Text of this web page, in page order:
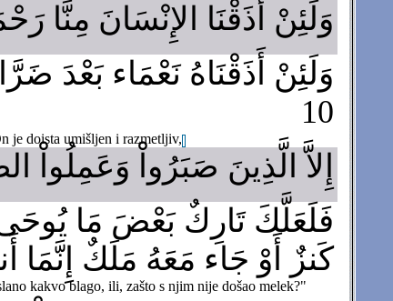
وَلَئِنْ أَذَقْنَا الإِنْسَانَ مِنَّا
وَلَئِنْ أَذَقْنَاهُ نَعْمَاء بَعْدَ
10
je doista umišljen i razmetljiv,
إِلاَّ الَّذِينَ صَبَرُواْ وَعَمِلُواْ
فَلَعَلَّكَ تَارِكٌ بَعْضَ مَا
كَنزٌ أَوْ جَاء مَعَهُ مَلَكٌ إِنَّمَا
kakvo blago, ili, zašto s njim nije došao melek?"